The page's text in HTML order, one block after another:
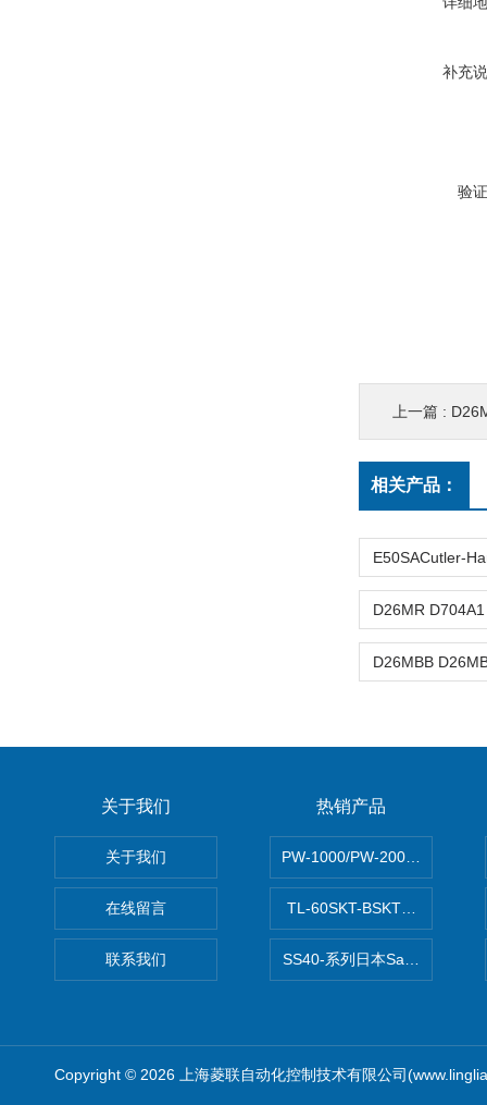
补充
验
上一篇 :
相关产品：
关于我们
关于我们
在线留言
联系我们
热销产品
PW-1000/PW-
TL-60SKT-BSKTC张力控制器
SS40-系列日本Sawamura泽
Copyright © 2026 上海菱联自动化控制技术有限公司